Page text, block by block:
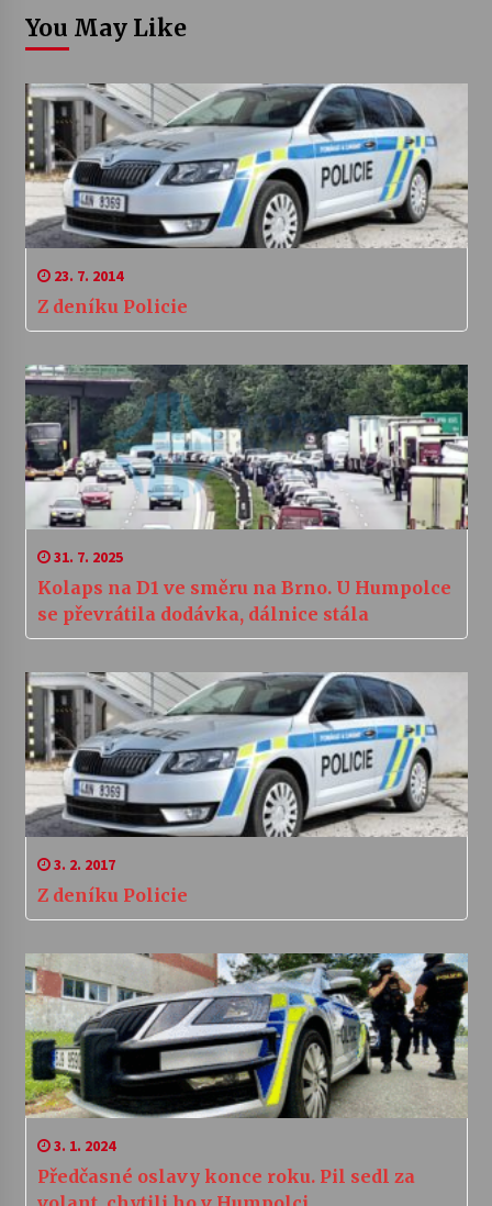
You May Like
23. 7. 2014
Z deníku Policie
31. 7. 2025
Kolaps na D1 ve směru na Brno. U Humpolce
se převrátila dodávka, dálnice stála
3. 2. 2017
Z deníku Policie
3. 1. 2024
Předčasné oslavy konce roku. Pil sedl za